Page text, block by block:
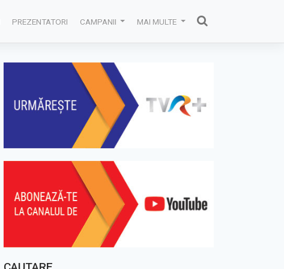
PREZENTATORI CAMPANII MAI MULTE